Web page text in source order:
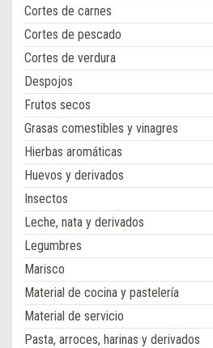
Cortes de carnes
Cortes de pescado
Cortes de verdura
Despojos
Frutos secos
Grasas comestibles y vinagres
Hierbas aromáticas
Huevos y derivados
Insectos
Leche, nata y derivados
Legumbres
Marisco
Material de cocina y pastelería
Material de servicio
Pasta, arroces, harinas y derivados